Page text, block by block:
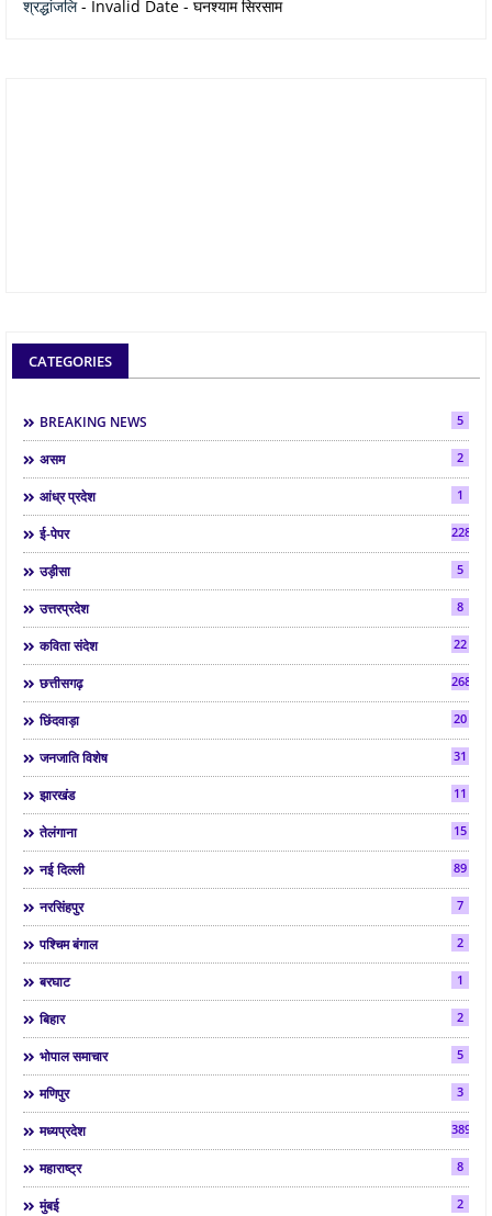
श्रद्धांजलि- Invalid Date - घनश्याम सिरसाम
CATEGORIES
BREAKING NEWS 5
असम 2
आंध्र प्रदेश 1
ई-पेपर 2286
उड़ीसा 5
उत्तरप्रदेश 8
कविता संदेश 22
छत्तीसगढ़ 268
छिंदवाड़ा 20
जनजाति विशेष 31
झारखंड 11
तेलंगाना 15
नई दिल्ली 89
नरसिंहपुर 7
पश्चिम बंगाल 2
बरघाट 1
बिहार 2
भोपाल समाचार 5
मणिपुर 3
मध्यप्रदेश 3892
महाराष्ट्र 8
मुंबई 2